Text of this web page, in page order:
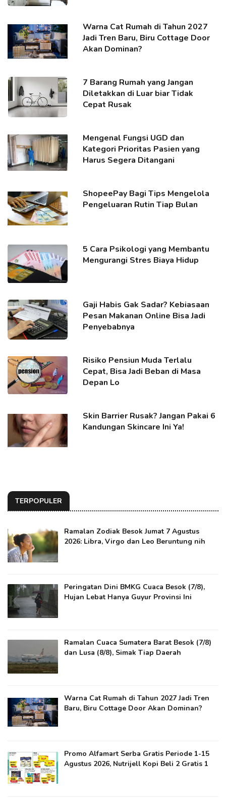
Warna Cat Rumah di Tahun 2027
Jadi Tren Baru, Biru Cottage Door
Akan Dominan?
7 Barang Rumah yang Jangan
Diletakkan di Luar biar Tidak
Cepat Rusak
Mengenal Fungsi UGD dan
Kategori Prioritas Pasien yang
Harus Segera Ditangani
ShopeePay Bagi Tips Mengelola
Pengeluaran Rutin Tiap Bulan
5 Cara Psikologi yang Membantu
Mengurangi Stres Biaya Hidup
Gaji Habis Gak Sadar? Kebiasaan
Pesan Makanan Online Bisa Jadi
Penyebabnya
Risiko Pensiun Muda Terlalu
Cepat, Bisa Jadi Beban di Masa
Depan Lo
Skin Barrier Rusak? Jangan Pakai 6
Kandungan Skincare Ini Ya!
TERPOPULER
Ramalan Zodiak Besok Jumat 7 Agustus
2026: Libra, Virgo dan Leo Beruntung nih
Peringatan Dini BMKG Cuaca Besok (7/8),
Hujan Lebat Hanya Guyur Provinsi Ini
Ramalan Cuaca Sumatera Barat Besok (7/8)
dan Lusa (8/8), Simak Tiap Daerah
Warna Cat Rumah di Tahun 2027 Jadi Tren
Baru, Biru Cottage Door Akan Dominan?
Promo Alfamart Serba Gratis Periode 1-15
Agustus 2026, Nutrijell Kopi Beli 2 Gratis 1